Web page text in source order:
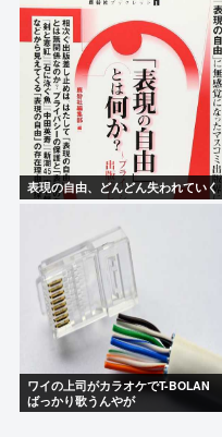
表現の自由、どんどん失われていく
ワイの上司がカラオケでT-BOLAN
ばっかり歌うんやが